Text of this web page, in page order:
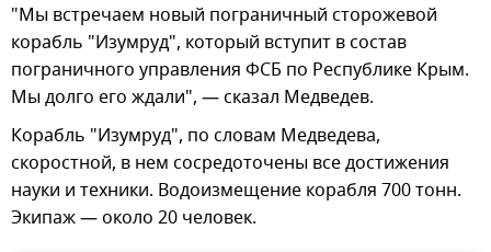
"Мы встречаем новый пограничный сторожевой
корабль "Изумруд", который вступит в состав
пограничного управления ФСБ по Республике Крым.
Мы долго его ждали", — сказал Медведев.
Корабль "Изумруд", по словам Медведева,
скоростной, в нем сосредоточены все достижения
науки и техники. Водоизмещение корабля 700 тонн.
Экипаж — около 20 человек.